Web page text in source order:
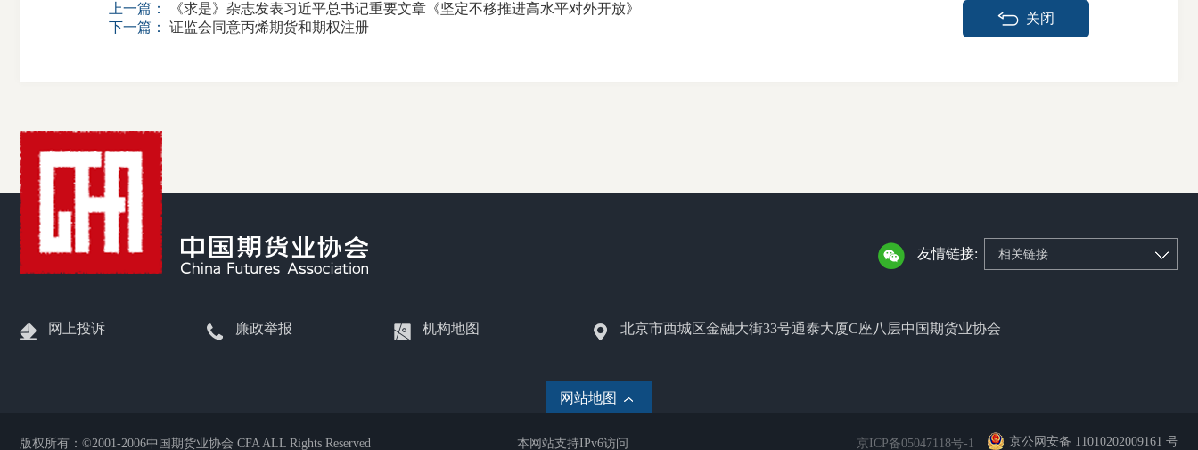
上一篇：
《求是》杂志发表习近平总书记重要文章《坚定不移推进高水平对外开放》
下一篇：
证监会同意丙烯期货和期权注册
关闭
友情链接: 相关链接
网上投诉 廉政举报 机构地图 北京市西城区金融大街33号通泰大厦C座八层中国期货业协会
网站地图
版权所有：©2001-2006中国期货业协会 CFA ALL Rights Reserved 本网站支持IPv6访问 京ICP备05047118号-1 京公网安备 11010202009161 号